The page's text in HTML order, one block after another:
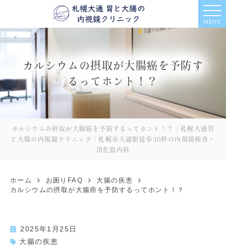
MENU
カルシウムの摂取が大腸癌を予防す
るってホント！？
カルシウムの摂取が大腸癌を予防するってホント！？｜札幌大通胃
と大腸の内視鏡クリニック｜札幌市大通駅徒歩30秒の内視鏡検査・
消化器内科
ホーム お困りFAQ
大腸の疾患
カルシウムの摂取が大腸癌を予防するってホント！？
2025年1月25日
大腸の疾患